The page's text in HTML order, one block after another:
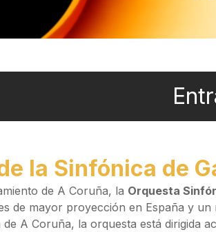
la Sinfónica de
de A Coruña, la Orquesta
de mayor proyección en España y
A Coruña, la orquesta está dirigida